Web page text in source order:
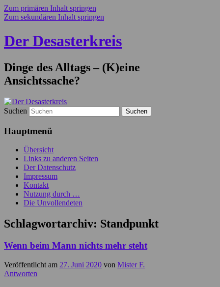
Zum primären Inhalt springen
Zum sekundären Inhalt springen
Der Desasterkreis
Dinge des Alltags – (K)eine
Ansichtssache?
Suchen
Hauptmenü
Übersicht
Links zu anderen Seiten
Der Datenschutz
Impressum
Kontakt
Nutzung durch …
Die Unvollendeten
Schlagwortarchiv: Standpunkt
Wenn beim Mann nichts mehr steht
Veröffentlicht am 27. Juni 2020 von Mister F.
Antworten